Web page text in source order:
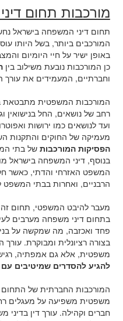
מורכבות תחום
תחום דיני המשפחה בישראל
המורכבים ביותר, בשל היותו
באופן ישיר על חיי היומיום
כן המורכבות נובעת משילוב בין
וחברתיים, המעמידים את עורך
המורכבות המשפטית מתבטאת
רחב של נושאים, החל בנישואין
ועד לנושאים כמו ירושות
מעמיקה של החוקים והתקנות
הפסיקות המורכבות של בתי
בנוסף, דיני המשפחה בישראל
המשפט האזרחי והדתי, כאשר
הרבניים, ואחרות בבתי המשפט
מעבר להיבט המשפטי, תחום
בתחום דיני משפחה מערבים
פחד ואכזבה, מה שמקשה על
בצורה רציונלית ומבוקרת. עורך
משפטית, אלא גם אמפתיה,
להגיע להסדרים שמיטיבים
המורכבות החברתית של
משפטית משפיעה על מעגלים
חברים וקהילה. עורך דין